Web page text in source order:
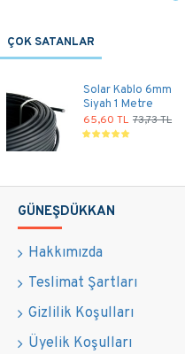
ÇOK SATANLAR
MC4 Branş
Konnektörü - 1 Dişi
1 Erkek -Tekli
Bağlantı
GÜNEŞDÜKKAN
Hakkımızda
Teslimat Şartları
Gizlilik Koşulları
Üyelik Koşulları